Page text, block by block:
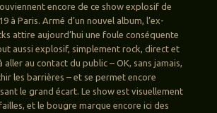
encore de ce show explosif de
à Paris. Armé d’un nouvel album, l’ex-
attire aujourd’hui une foule conséquente
aussi explosif, simplement rock, direct et
aller au contact du public – OK, sans jamais,
les barrières – et se permet encore
le grand écart. Le show est visuellement
et le bougre marque encore ici des